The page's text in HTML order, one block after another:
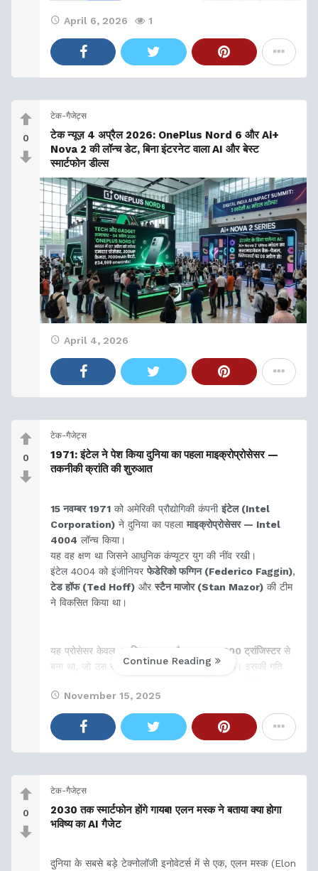
April 6, 2026 1
0
टेक-गैजेट्स
टेक न्यूज़ 4 अप्रैल 2026: OnePlus Nord 6 और Ai+
Nova 2 की लॉन्च डेट, बिना इंटरनेट वाला AI और बेस्ट
स्मार्टफोन डील्स
April 4, 2026
0
टेक-गैजेट्स
1971: इंटेल ने पेश किया दुनिया का पहला माइक्रोप्रोसेसर —
तकनीकी क्रांति की शुरुआत
15 नवम्बर 1971 को अमेरिकी प्रौद्योगिकी कंपनीइंटेल (Intel
Corporation) ने दुनिया का पहलामाइक्रोप्रोसेसर — Intel
4004 लॉन्च किया।
यह वह क्षण था जिसने आधुनिक कंप्यूटर युग की नींव रखी।
इंटेल 4004 को इंजीनियरफेडेरिको फग्गिन (Federico Faggin),
टेड हॉफ (Ted Hoff) औरस्टैन माजोर (Stan Mazor) की टीम
ने विकसित किया था।
यह प्रोसेसर केवल 4-बिट का था और लगभग 2,300 ट्रांजिस्टरसे
बना था, जो उस समय एक बड़ी तकनीकी उपलब्धि थी। इसकी गति
Busicomके लिए
Continue Reading
November 15, 2025
0
टेक-गैजेट्स
2030 तक स्मार्टफोन होंगे गायब! एलन मस्क ने बताया क्या होगा
भविष्य का AI गैजेट
दुनिया के सबसे बड़े टेक्नोलॉजी इनोवेटर्स में से एक, एलन मस्क (Elon